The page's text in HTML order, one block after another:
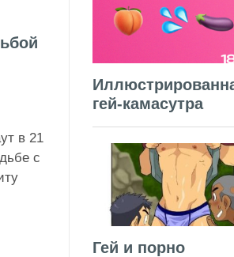
в 21
с
гей-камасутра
Гей и порно